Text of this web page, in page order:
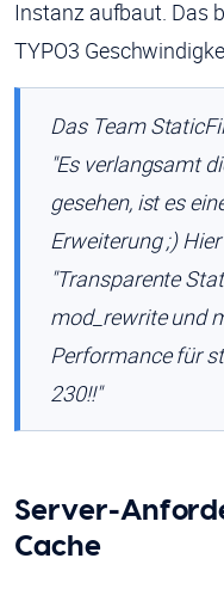
Instanz aufbaut. Das
TYPO3
Das Team
"Es verlangsamt
gesehen, ist es
Erweiterung ;)
"Transparente
mod_rewrite und
Performance für
230!!"
Server-
Cache